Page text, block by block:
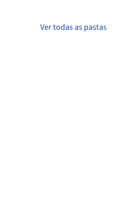
Ver todas as pastas